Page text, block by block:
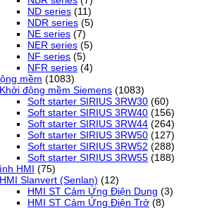
ND series (11)
NDR series (5)
NE series (7)
NER series (5)
NF series (5)
NFR series (4)
mềm (1083)
Khởi động mềm Siemens (1083)
Soft starter SIRIUS 3RW30 (60)
Soft starter SIRIUS 3RW40 (156)
Soft starter SIRIUS 3RW44 (264)
Soft starter SIRIUS 3RW50 (127)
Soft starter SIRIUS 3RW52 (288)
Soft starter SIRIUS 3RW55 (188)
HMI (75)
HMI Slanvert (Senlan) (12)
HMI ST Cảm Ứng Điện Dung (3)
HMI ST Cảm Ứng Điện Trở (8)